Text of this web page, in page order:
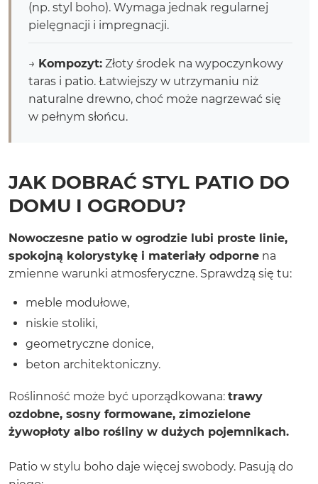
(np. styl boho). Wymaga jednak regularnej
pielęgnacji i impregnacji.
→ Kompozyt: Złoty środek na wypoczynkowy
taras i patio. Łatwiejszy w utrzymaniu niż
naturalne drewno, choć może nagrzewać się
w pełnym słońcu.
JAK DOBRAĆ STYL PATIO DO
DOMU I OGRODU?
Nowoczesne patio w ogrodzie lubi proste linie,
spokojną kolorystykę i materiały odporne na
zmienne warunki atmosferyczne. Sprawdzą się tu:
meble modułowe,
niskie stoliki,
geometryczne donice,
beton architektoniczny.
Roślinność może być uporządkowana: trawy
ozdobne, sosny formowane, zimozielone
żywopłoty albo rośliny w dużych pojemnikach.
Patio w stylu boho daje więcej swobody. Pasują do